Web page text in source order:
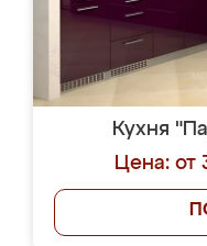
Кухня
Цена: от